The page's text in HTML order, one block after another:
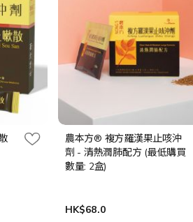
農本方® 複方羅漢果止咳沖
劑 - 清熱潤肺配方 (最低購買
數量: 2盒)
HK$68.0